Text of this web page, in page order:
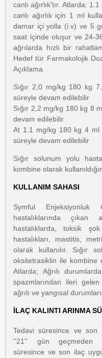
canlı ağırlık'tır. Atlarda:
canlı ağırlık için 1 ml
damar içi yolla (i.v) ve 5
saat içinde oluşur ve 24-
ağrılarda hızlı bir
Hedef tür Farmakolojik
Açıklama
Sığır 2,0 mg/kg 180 kg
süreyle devam edilebilir
Sığır 2,2 mg/kg 180 kg 8
devam edilebilir
At 1.1 mg/kg 180 kg 4 ml
süreyle devam edilebilir
Sığır solunum yolu
kombine olarak
KULLANIM SAHASI
Symful Enjeksiyonluk
hastalıklarında
hastalıklarda, toksik
hastalıkları, mastitis,
olarak kullanılır. Sığır
oksitetrasiklin ile kombine
Atlarda; Ağrılı
spazmlarından ileri
ağrılı ve yangısal
İLAÇ KALINTI ARINMA
Tedavi süresince ve son
''21'' gün geçmeden
süresince ve son ilaç